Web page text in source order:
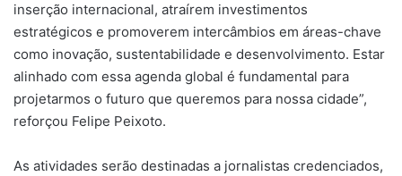
inserção internacional, atraírem investimentos
estratégicos e promoverem intercâmbios em áreas-chave
como inovação, sustentabilidade e desenvolvimento. Estar
alinhado com essa agenda global é fundamental para
projetarmos o futuro que queremos para nossa cidade”,
reforçou Felipe Peixoto.
As atividades serão destinadas a jornalistas credenciados,